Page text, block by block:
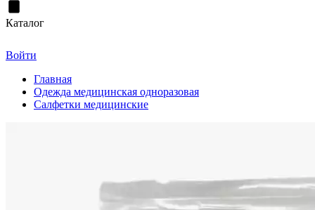
Каталог
Войти
Главная
Одежда медицинская одноразовая
Салфетки медицинские